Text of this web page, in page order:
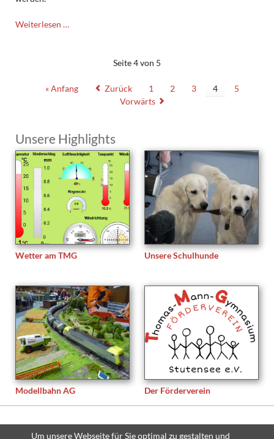
Weiterlesen …
Seite 4 von 5
« Anfang Zurück 1 2 3 4
5
Vorwärts
Unsere Highlights
Wetter am TMG Unsere Schulhunde
Modellbahn AG Der Förderverein
Um unsere Webseite für Sie optimal zu gestalten und